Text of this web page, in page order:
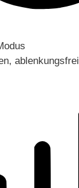
ablenkungsfrei